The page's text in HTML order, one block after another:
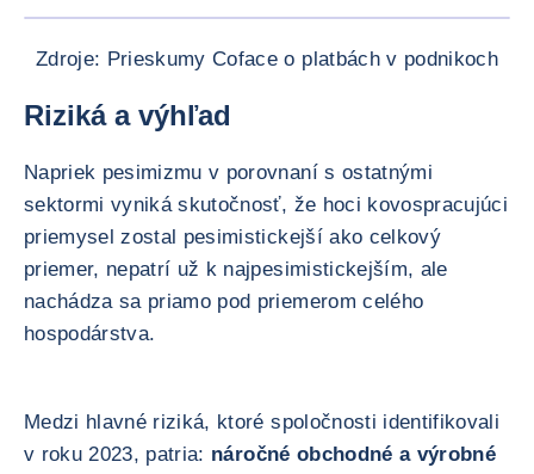
Zdroje: Prieskumy Coface o platbách v podnikoch
Riziká a výhľad
Napriek pesimizmu v porovnaní s ostatnými
sektormi vyniká skutočnosť, že hoci kovospracujúci
priemysel zostal pesimistickejší ako celkový
priemer, nepatrí už k najpesimistickejším, ale
nachádza sa priamo pod priemerom celého
hospodárstva.
Medzi hlavné riziká, ktoré spoločnosti identifikovali
v roku 2023, patria: náročné obchodné a výrobné